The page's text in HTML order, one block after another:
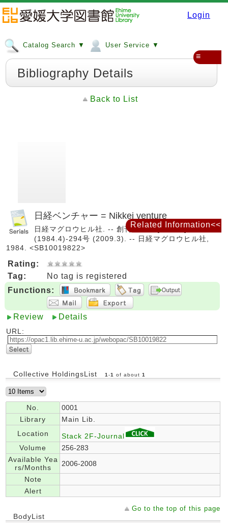
Login
Catalog Search ▼ User Service ▼
≡
Bibliography Details
Back to List
日経ベンチャー = Nikkei venture
日経マグロウヒル社. -- 創刊前春号 [0巻1号]
(1984.4)-294号 (2009.3). -- 日経マグロウヒル社,
1984. <SB10019822>
Rating:
Tag:
No tag is registered
Functions:
Review Details
URL:
Collective HoldingsList 1 -1 of about 1
No.
0001
Library
Main Lib.
Location
Stack 2F-Journal
Volume
256-283
Available Yea
rs/Months
2006-2008
Note
Alert
Go to the top of this page
BodyList
Related Information<<